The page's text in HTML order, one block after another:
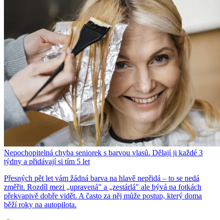
Nepochopitelná chyba seniorek s barvou vlasů. Dělají ji každé 3
týdny a přidávají si tím 5 let
Přesných pět let vám žádná barva na hlavě nepřidá – to se nedá
změřit. Rozdíl mezi „upravená" a „zestárlá" ale bývá na fotkách
překvapivě dobře vidět. A často za něj může postup, který doma
běží roky na autopilota.